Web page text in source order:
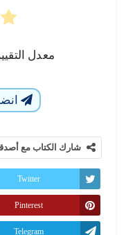
معدل
شارك الكتاب مع
Twitter
Pinterest
Telegram